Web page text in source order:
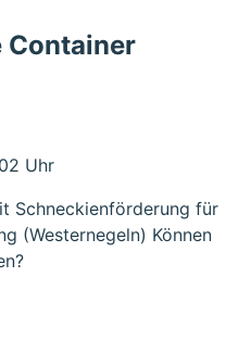
Container
Uhr
Schneckienförderung für
(Westernegeln) Können